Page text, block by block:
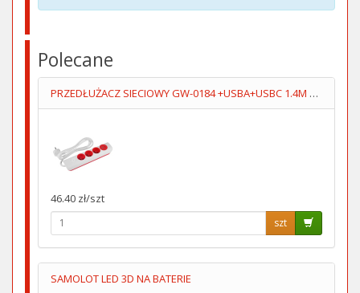
Polecane
PRZEDŁUŻACZ SIECIOWY GW-0184 +USBA+USBC 1.4M 3GN+WYŁĄCZNIK
46.40 zł/szt
szt
SAMOLOT LED 3D NA BATERIE